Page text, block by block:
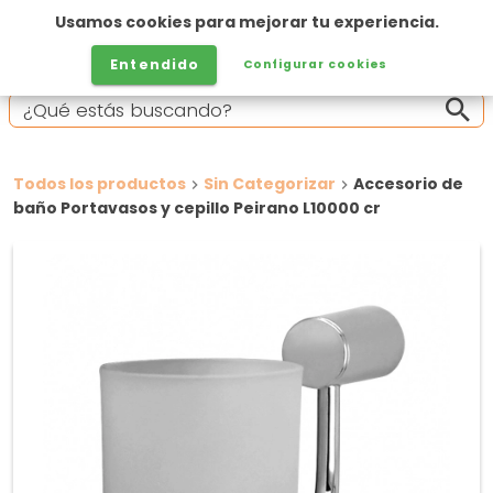
Todos los productos Sin Categorizar
Accesorio de
baño Portavasos y cepillo Peirano L10000 cr
Usamos cookies para mejorar tu experiencia.
Entendido Configurar cookies